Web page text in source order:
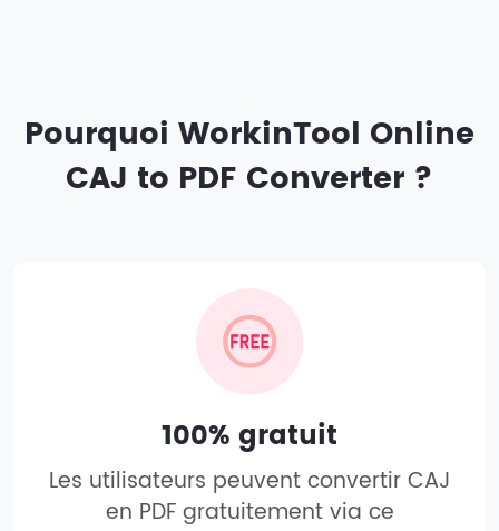
Pourquoi WorkinTool Online
CAJ to PDF Converter ?
100% gratuit
Les utilisateurs peuvent convertir CAJ
en PDF gratuitement via ce